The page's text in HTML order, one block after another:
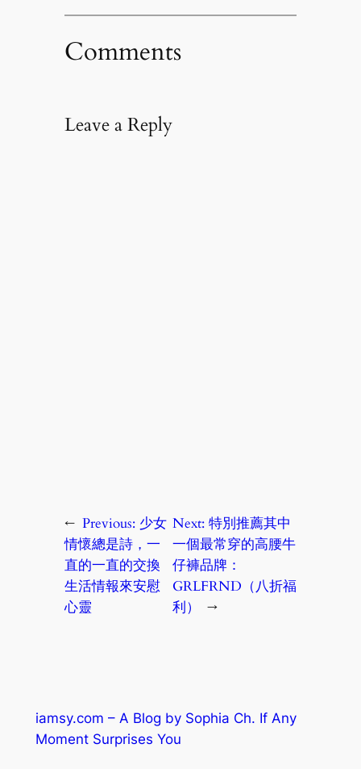
Comments
Leave a Reply
← Previous: 少女
情懷總是詩，一
直的一直的交換
生活情報來安慰
心靈
Next:特別推薦其中
一個最常穿的高腰牛
仔褲品牌：
GRLFRND（八折福
利）
→
iamsy.com – A Blog by Sophia Ch. If Any
Moment Surprises You